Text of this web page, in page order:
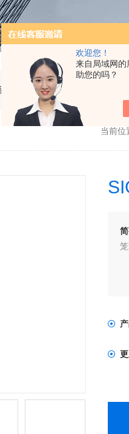
欢迎您！
来自局域网
助您的吗？
当前位